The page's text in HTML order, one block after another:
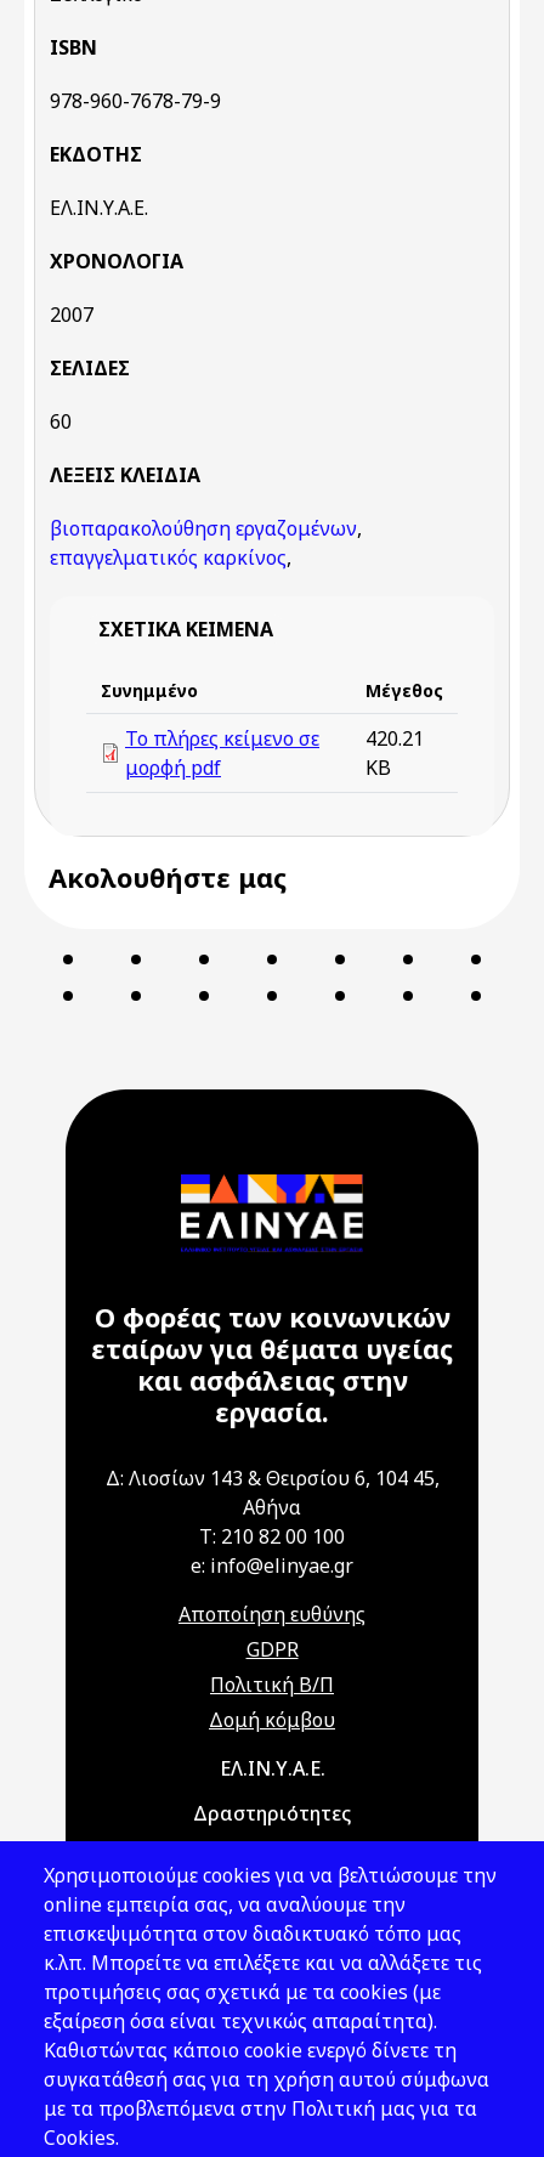
ISBN
978-960-7678-79-9
ΕΚΔΌΤΗΣ
ΕΛ.ΙΝ.Υ.Α.Ε.
ΧΡΟΝΟΛΟΓΊΑ
2007
ΣΕΛΊΔΕΣ
60
ΛΈΞΕΙΣ KΛΕΙΔΙΆ
βιοπαρακολούθηση εργαζομένων,
επαγγελματικός καρκίνος,
ΣΧΕΤΙΚΆ ΚΕΊΜΕΝΑ
Συνημμένο Μέγεθος
Το πλήρες κείμενο σε
μορφή pdf
420.21
KB
Ακολουθήστε μας
Ο φορέας των κοινωνικών
εταίρων για θέματα υγείας
και ασφάλειας στην
εργασία.
Δ: Λιοσίων 143 & Θειρσίου 6, 104 45,
Αθήνα
T: 210 82 00 100
e: info@elinyae.gr
Αποποίηση ευθύνης
GDPR
Πολιτική Β/Π
Δομή κόμβου
Main navigationΕΛ.ΙΝ.Υ.Α.Ε.
Δραστηριότητες
Νομοθεσία
Εκδόσεις
Νέα - Εκδηλώσεις
Ακολουθήστε μας
Χρησιμοποιούμε cookies για να βελτιώσουμε την
online εμπειρία σας, να αναλύουμε την
επισκεψιμότητα στον διαδικτυακό τόπο μας
κ.λπ. Μπορείτε να επιλέξετε και να αλλάξετε τις
προτιμήσεις σας σχετικά με τα cookies (με
εξαίρεση όσα είναι τεχνικώς απαραίτητα).
Καθιστώντας κάποιο cookie ενεργό δίνετε τη
συγκατάθεσή σας για τη χρήση αυτού σύμφωνα
με τα προβλεπόμενα στην Πολιτική μας για τα
Cookies.